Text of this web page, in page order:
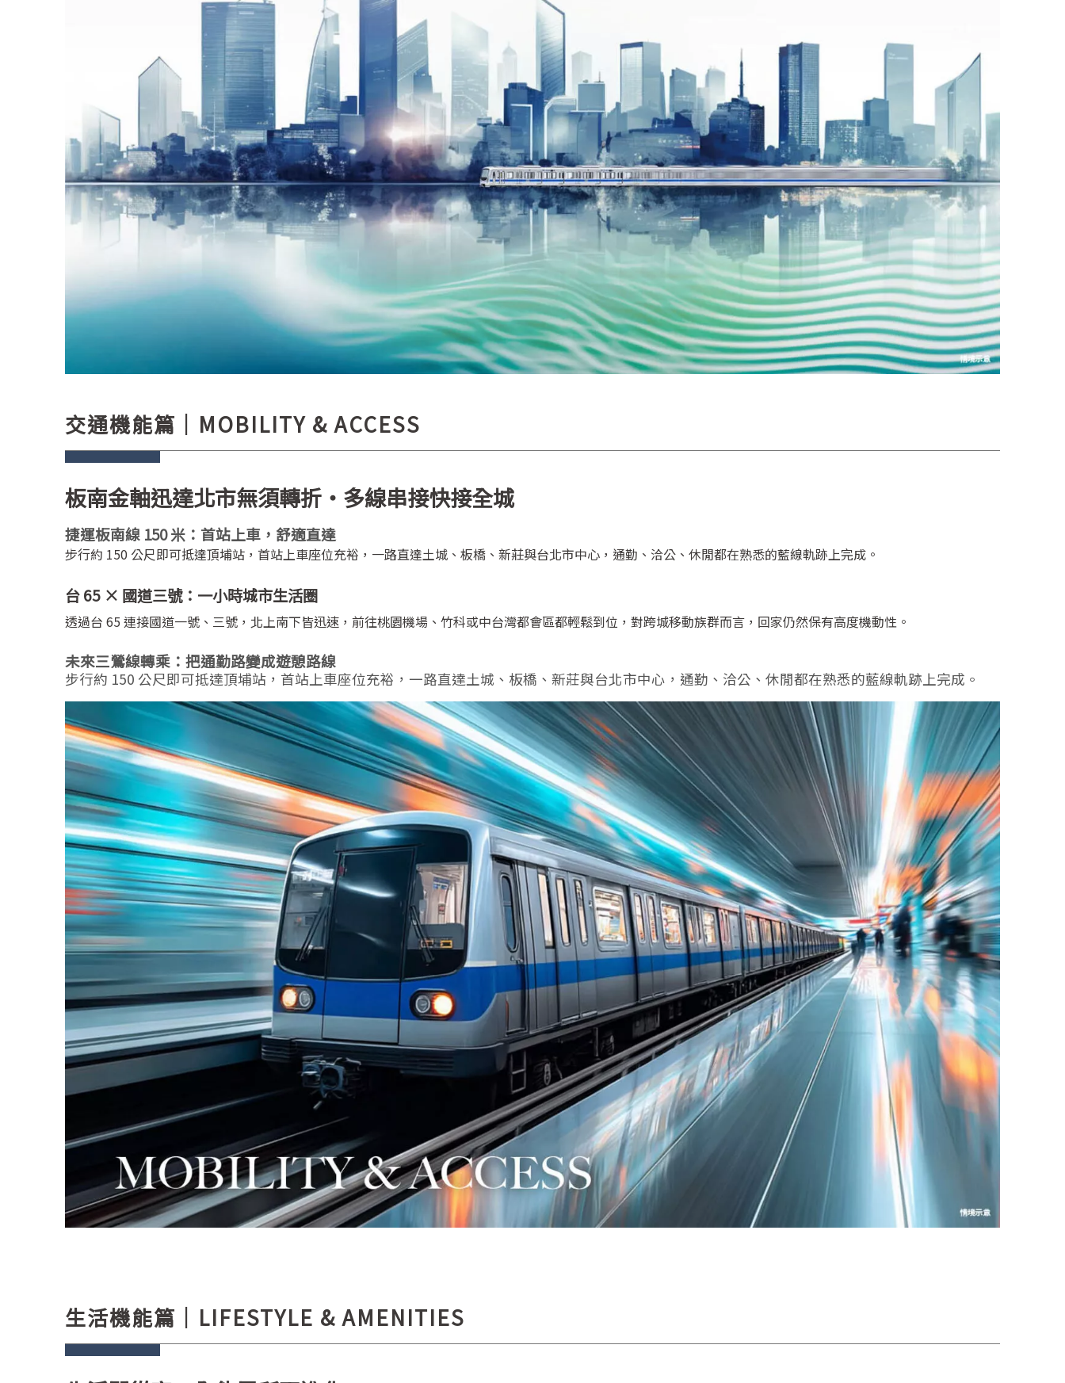
交通機能篇｜MOBILITY & ACCESS
板南金軸迅達北市無須轉折・多線串接快接全城
捷運板南線 150 米：首站上車，舒適直達
步行約 150 公尺即可抵達頂埔站，首站上車座位充裕，一路直達土城、板橋、新莊與台北市中心，通勤、洽公、休閒都在熟悉的藍線軌跡上完成。
台 65 × 國道三號：一小時城市生活圈
透過台 65 連接國道一號、三號，北上南下皆迅速，前往桃園機場、竹科或中台灣都會區都輕鬆到位，對跨城移動族群而言，回家仍然保有高度機動性。
未來三鶯線轉乘：把通勤路變成遊憩路線
步行約 150 公尺即可抵達頂埔站，首站上車座位充裕，一路直達土城、板橋、新莊與台北市中心，通勤、洽公、休閒都在熟悉的藍線軌跡上完成。
生活機能篇｜LIFESTYLE & AMENITIES